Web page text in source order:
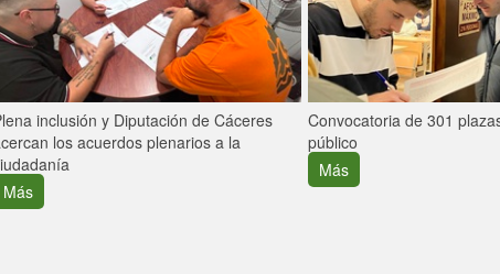
inclusión y Diputación de Cáceres
los acuerdos plenarios a la
Más
Convocatoria de 301
público
Más